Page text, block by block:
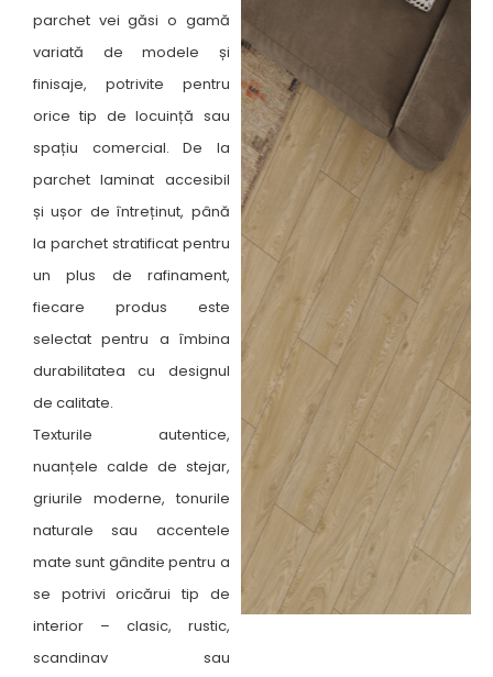
parchet vei găsi o gamă
variată de modele și
finisaje, potrivite pentru
orice tip de locuință sau
spațiu comercial. De la
parchet laminat accesibil
și ușor de întreținut, până
la parchet stratificat pentru
un plus de rafinament,
fiecare produs este
selectat pentru a îmbina
durabilitatea cu designul
de calitate.
Texturile autentice,
nuanțele calde de stejar,
griurile moderne, tonurile
naturale sau accentele
mate sunt gândite pentru a
se potrivi oricărui tip de
interior – clasic, rustic,
scandinav sau